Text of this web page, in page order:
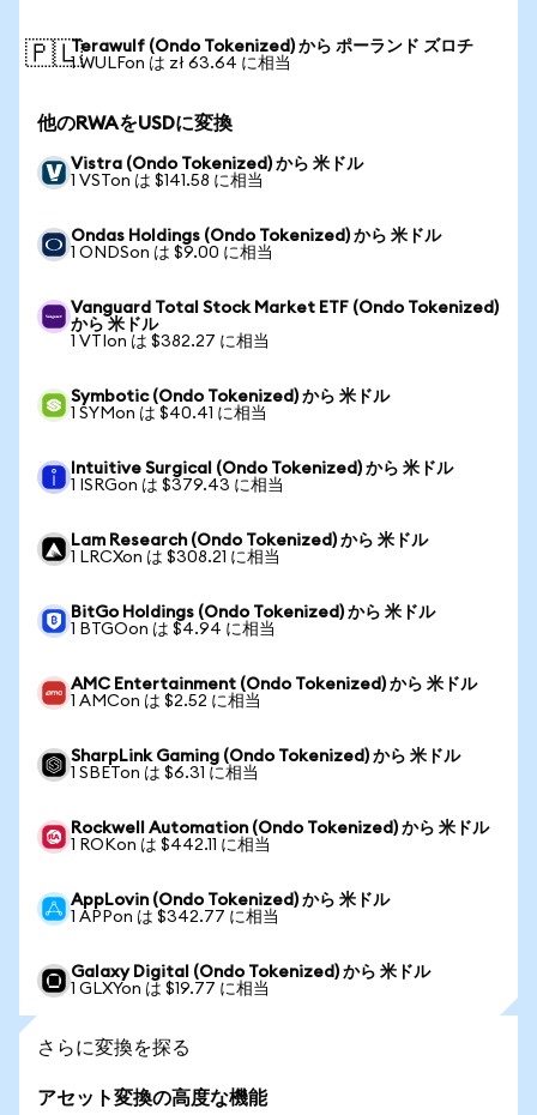
🇵🇱Terawulf (Ondo Tokenized) から ポーランド ズロチ
1 WULFon は zł 63.64 に相当
他のRWAをUSDに変換
Vistra (Ondo Tokenized) から 米ドル
1 VSTon は $141.58 に相当
Ondas Holdings (Ondo Tokenized) から 米ドル
1 ONDSon は $9.00 に相当
Vanguard Total Stock Market ETF (Ondo Tokenized)
から 米ドル
1 VTIon は $382.27 に相当
Symbotic (Ondo Tokenized) から 米ドル
1 SYMon は $40.41 に相当
Intuitive Surgical (Ondo Tokenized) から 米ドル
1 ISRGon は $379.43 に相当
Lam Research (Ondo Tokenized) から 米ドル
1 LRCXon は $308.21 に相当
BitGo Holdings (Ondo Tokenized) から 米ドル
1 BTGOon は $4.94 に相当
AMC Entertainment (Ondo Tokenized) から 米ドル
1 AMCon は $2.52 に相当
SharpLink Gaming (Ondo Tokenized) から 米ドル
1 SBETon は $6.31 に相当
Rockwell Automation (Ondo Tokenized) から 米ドル
1 ROKon は $442.11 に相当
AppLovin (Ondo Tokenized) から 米ドル
1 APPon は $342.77 に相当
Galaxy Digital (Ondo Tokenized) から 米ドル
1 GLXYon は $19.77 に相当
さらに変換を探る
アセット変換の高度な機能